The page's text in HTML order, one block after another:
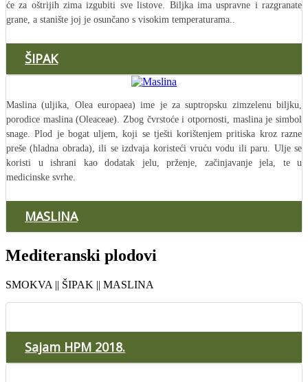
će za oštrijih zima izgubiti sve listove. Biljka ima uspravne i razgranate
grane, a stanište joj je osunčano s visokim temperaturama..
ŠIPAK
Maslina (uljika, Olea europaea) ime je za suptropsku zimzelenu biljku,
porodice maslina (Oleaceae). Zbog čvrstoće i otpornosti, maslina je simbol
snage. Plod je bogat uljem, koji se tješti korištenjem pritiska kroz razne
preše (hladna obrada), ili se izdvaja koristeći vruću vodu ili paru. Ulje se
koristi u ishrani kao dodatak jelu, prženje, začinjavanje jela, te u
medicinske svrhe.
MASLINA
Mediteranski plodovi
SMOKVA || ŠIPAK || MASLINA
Sajam HPM 2018.